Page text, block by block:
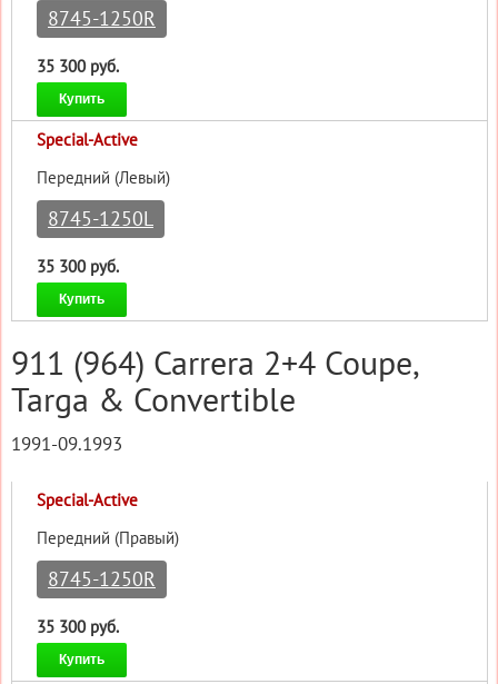
8745-1250R
35 300 руб.
Купить
Special-Active
Передний (Левый)
8745-1250L
35 300 руб.
Купить
911 (964) Carrera 2+4 Coupe,
Targa & Convertible
1991-09.1993
Special-Active
Передний (Правый)
8745-1250R
35 300 руб.
Купить